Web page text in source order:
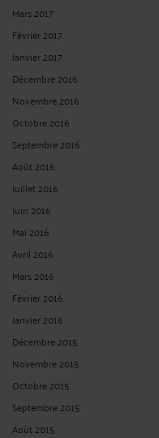
Mars 2017
Février 2017
Janvier 2017
Décembre 2016
Novembre 2016
Octobre 2016
Septembre 2016
Août 2016
Juillet 2016
Juin 2016
Mai 2016
Avril 2016
Mars 2016
Février 2016
Janvier 2016
Décembre 2015
Novembre 2015
Octobre 2015
Septembre 2015
Août 2015